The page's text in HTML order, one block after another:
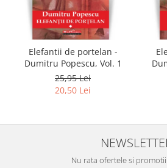
Elefantii de portelan -
Dumitru Popescu, Vol. 1
25,95 Lei
20,50 Lei
Nu rata ofertele si